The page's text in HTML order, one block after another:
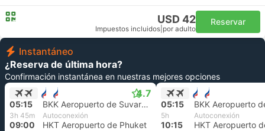
USD 42
Impuestos incluidos por adulto
Reservar
Instantáneo
¿Reserva de última hora?
Confirmación instantánea en nuestras mejores opciones
4.7
05:15 BKK Aeropuerto de Suvarnabhumi, Bangkok
3h 45m Autoconexión
09:00 HKT Aeropuerto de Phuket
05:15
5h Autoconexión
10:15 HKT Aeropuerto